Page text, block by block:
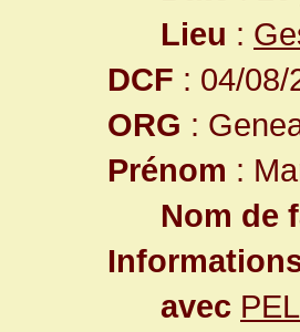
Lieu :
DCF : 04/08/
ORG :
Prénom :
Nom de
avec